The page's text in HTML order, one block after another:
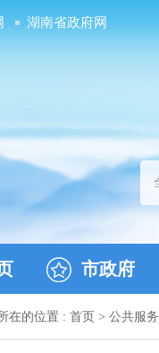
湖南省政府网
市政府
在的位置 : 首页 > 公共服务